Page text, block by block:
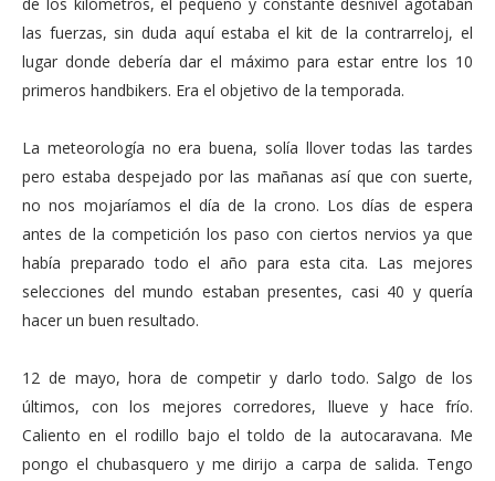
las fuerzas, sin duda aquí estaba el kit de la contrarreloj, el
lugar donde debería dar el máximo para estar entre los 10
primeros handbikers. Era el objetivo de la temporada.
La meteorología no era buena, solía llover todas las tardes
pero estaba despejado por las mañanas así que con suerte,
no nos mojaríamos el día de la crono. Los días de espera
antes de la competición los paso con ciertos nervios ya que
había preparado todo el año para esta cita. Las mejores
selecciones del mundo estaban presentes, casi 40 y quería
hacer un buen resultado.
12 de mayo, hora de competir y darlo todo. Salgo de los
últimos, con los mejores corredores, llueve y hace frío.
Caliento en el rodillo bajo el toldo de la autocaravana. Me
pongo el chubasquero y me dirijo a carpa de salida. Tengo